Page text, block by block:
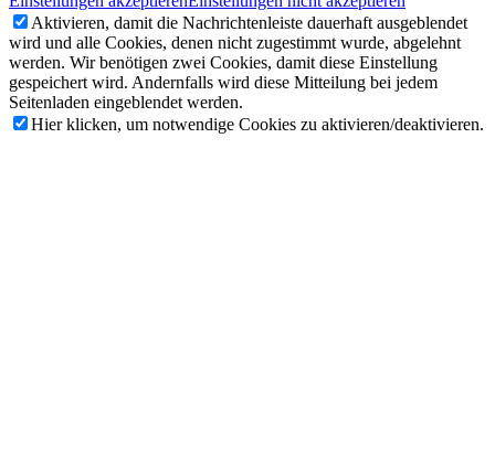
Aktivieren, damit die Nachrichtenleiste dauerhaft ausgeblendet
wird und alle Cookies, denen nicht zugestimmt wurde, abgelehnt
werden. Wir benötigen zwei Cookies, damit diese Einstellung
gespeichert wird. Andernfalls wird diese Mitteilung bei jedem
Seitenladen eingeblendet werden.
Hier klicken, um notwendige Cookies zu aktivieren/deaktivieren.